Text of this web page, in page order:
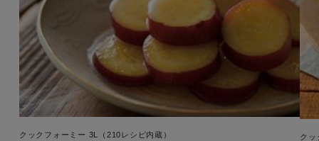
クックフォーミー 3L（210レシピ内蔵） クッ